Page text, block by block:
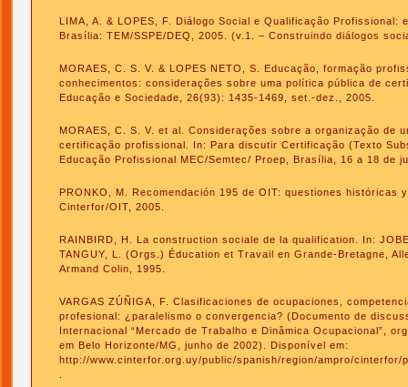
LIMA, A. & LOPES, F. Diálogo Social e Qualificação Profissional:
Brasília: TEM/SSPE/DEQ, 2005. (v.1. – Construindo diálogos
MORAES, C. S. V. & LOPES NETO, S. Educação, formação
conhecimentos: considerações sobre uma política pública de
Educação e Sociedade, 26(93): 1435-1469, set.-dez., 2005.
MORAES, C. S. V. et al. Considerações sobre a organização de
certificação profissional. In: Para discutir Certificação (Texto
Educação Profissional MEC/Semtec/ Proep, Brasília, 16 a 18 de
PRONKO, M. Recomendación 195 de OIT: questiones históricas
Cinterfor/OIT, 2005.
RAINBIRD, H. La construction sociale de la qualification. In:
TANGUY, L. (Orgs.) Éducation et Travail en Grande-Bretagne,
Armand Colin, 1995.
VARGAS ZÚÑIGA, F. Clasificaciones de ocupaciones,
profesional: ¿paralelismo o convergencia? (Documento de
Internacional “Mercado de Trabalho e Dinâmica Ocupacional”,
em Belo Horizonte/MG, junho de 2002). Disponível em:
http://www.cinterfor.org.uy/public/spanish/region/ampro/